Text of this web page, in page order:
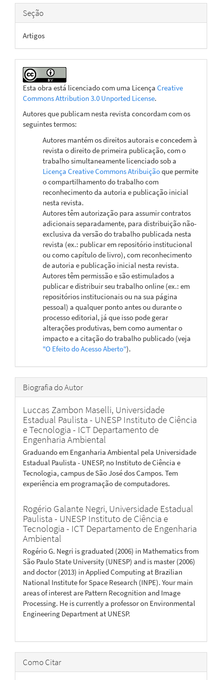
Seção
Artigos
Esta obra está licenciado com uma Licença Creative
Commons Attribution 3.0 Unported License.
Autores que publicam nesta revista concordam com os
seguintes termos:
Autores mantém os direitos autorais e concedem à
revista o direito de primeira publicação, com o
trabalho simultaneamente licenciado sob a
Licença Creative Commons Atribuiçãoque permite
o compartilhamento do trabalho com
reconhecimento da autoria e publicação inicial
nesta revista.
Autores têm autorização para assumir contratos
adicionais separadamente, para distribuição não-
exclusiva da versão do trabalho publicada nesta
revista (ex.: publicar em repositório institucional
ou como capítulo de livro), com reconhecimento
de autoria e publicação inicial nesta revista.
Autores têm permissão e são estimulados a
publicar e distribuir seu trabalho online (ex.: em
repositórios institucionais ou na sua página
pessoal) a qualquer ponto antes ou durante o
processo editorial, já que isso pode gerar
alterações produtivas, bem como aumentar o
impacto e a citação do trabalho publicado (veja
"O Efeito do Acesso Aberto").
Biografia do Autor
Luccas Zambon Maselli, Universidade
Estadual Paulista - UNESP Instituto de Ciência
e Tecnologia - ICT Departamento de
Engenharia Ambiental
Graduando em Enganharia Ambiental pela Universidade
Estadual Paulista - UNESP, no Instituto de Ciência e
Tecnologia, campus de São José dos Campos. Tem
experiência em programação de computadores.
Rogério Galante Negri, Universidade Estadual
Paulista - UNESP Instituto de Ciência e
Tecnologia - ICT Departamento de Engenharia
Ambiental
Rogério G. Negri is graduated (2006) in Mathematics from
São Paulo State University (UNESP) and is master (2006)
and doctor (2013) in Applied Computing at Brazilian
National Institute for Space Research (INPE). Your main
areas of interest are Pattern Recognition and Image
Processing. He is currently a professor on Environmental
Engineering Department at UNESP.
Como Citar